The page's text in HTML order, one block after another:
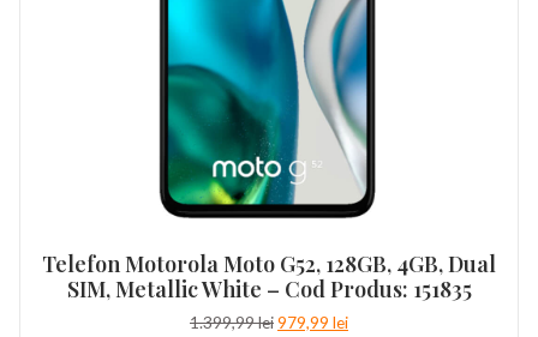
Telefon Motorola Moto G52, 128GB, 4GB, Dual
SIM, Metallic White – Cod Produs: 151835
1.399,99leiPrețul
979,99 leiPrețul